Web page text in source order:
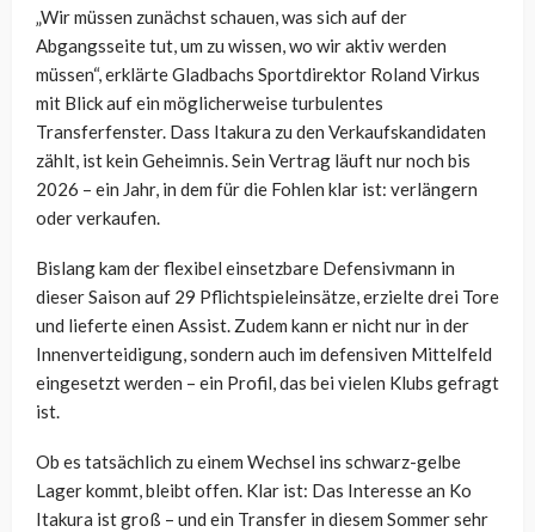
„Wir müssen zunächst schauen, was sich auf der
Abgangsseite tut, um zu wissen, wo wir aktiv werden
müssen“, erklärte Gladbachs Sportdirektor Roland Virkus
mit Blick auf ein möglicherweise turbulentes
Transferfenster. Dass Itakura zu den Verkaufskandidaten
zählt, ist kein Geheimnis. Sein Vertrag läuft nur noch bis
2026 – ein Jahr, in dem für die Fohlen klar ist: verlängern
oder verkaufen.
Bislang kam der flexibel einsetzbare Defensivmann in
dieser Saison auf 29 Pflichtspieleinsätze, erzielte drei Tore
und lieferte einen Assist. Zudem kann er nicht nur in der
Innenverteidigung, sondern auch im defensiven Mittelfeld
eingesetzt werden – ein Profil, das bei vielen Klubs gefragt
ist.
Ob es tatsächlich zu einem Wechsel ins schwarz-gelbe
Lager kommt, bleibt offen. Klar ist: Das Interesse an Ko
Itakura ist groß – und ein Transfer in diesem Sommer sehr